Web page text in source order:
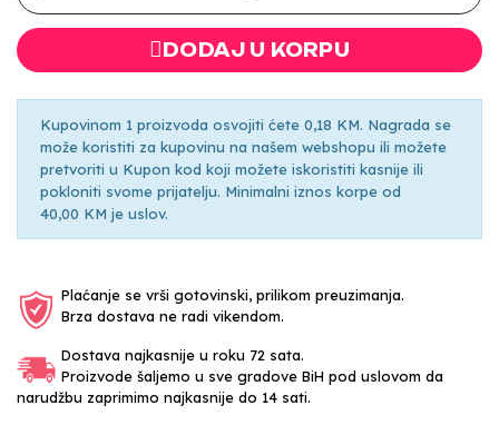
DODAJ U KORPU
Kupovinom 1 proizvoda osvojiti ćete 0,18 KM. Nagrada se
može koristiti za kupovinu na našem webshopu ili možete
pretvoriti u Kupon kod koji možete iskoristiti kasnije ili
pokloniti svome prijatelju. Minimalni iznos korpe od
40,00 KM je uslov.
Plaćanje se vrši gotovinski, prilikom preuzimanja.
Brza dostava ne radi vikendom.
Dostava najkasnije u roku 72 sata.
Proizvode šaljemo u sve gradove BiH pod uslovom da
narudžbu zaprimimo najkasnije do 14 sati.